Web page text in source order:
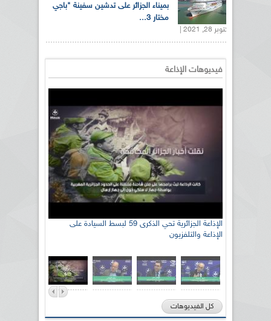
بميناء الجزائر على تدشين سفينة "باجي
مختار 3...
أكتوبر 28, 2021 |
فيديوهات الإذاعة
الإذاعة الجزائرية تحي الذكرى 59 لبسط السيادة على
الإذاعة والتلفزيون
رئيس اللجنة الوطنية الجزائرية للتضامن مع الشعب
الصحراوي السيد سعيد العياشي
كل الفيديوهات